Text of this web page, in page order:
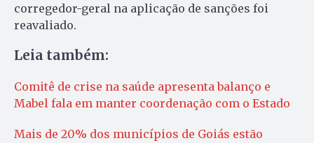
corregedor-geral na aplicação de sanções foi
reavaliado.
Leia também:
Comitê de crise na saúde apresenta balanço e
Mabel fala em manter coordenação com o Estado
Mais de 20% dos municípios de Goiás estão